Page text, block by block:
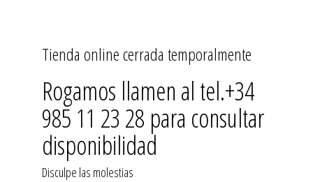
Tienda online cerrada temporalmente
Rogamos llamen al tel.+34
985 11 23 28 para consultar
disponibilidad
Disculpe las molestias